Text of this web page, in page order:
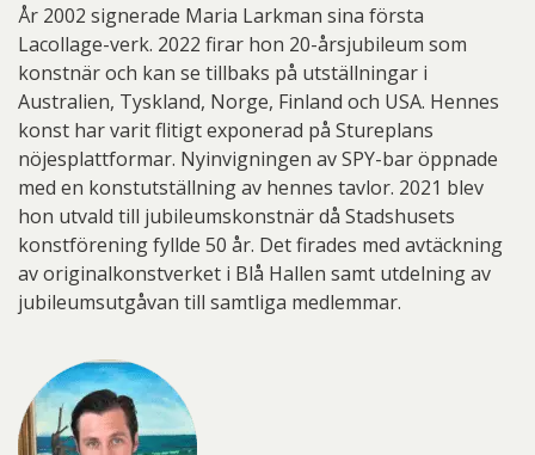
År 2002 signerade Maria Larkman sina första
Lacollage-verk. 2022 firar hon 20-årsjubileum som
konstnär och kan se tillbaks på utställningar i
Australien, Tyskland, Norge, Finland och USA. Hennes
konst har varit flitigt exponerad på Stureplans
nöjesplattformar. Nyinvigningen av SPY-bar öppnade
med en konstutställning av hennes tavlor. 2021 blev
hon utvald till jubileumskonstnär då Stadshusets
konstförening fyllde 50 år. Det firades med avtäckning
av originalkonstverket i Blå Hallen samt utdelning av
jubileumsutgåvan till samtliga medlemmar.